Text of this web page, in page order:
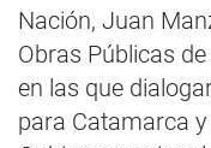
Nación, Juan
Obras Públicas
en las que
para Catamarca